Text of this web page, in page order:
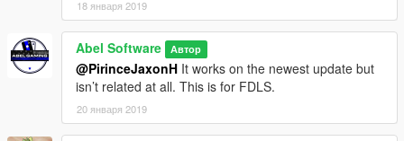
18 января 2019
Abel Software Автор
@PirinceJaxonH It works on the newest update but
isn’t related at all. This is for FDLS.
20 января 2019